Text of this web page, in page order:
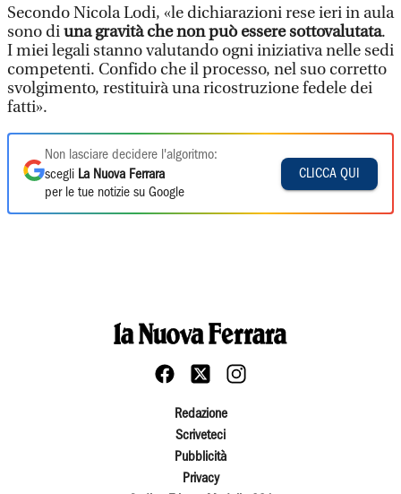
Secondo Nicola Lodi, «le dichiarazioni rese ieri in aula
sono diuna gravità che non può essere sottovalutata.
I miei legali stanno valutando ogni iniziativa nelle sedi
competenti. Confido che il processo, nel suo corretto
svolgimento, restituirà una ricostruzione fedele dei
fatti».
Non lasciare decidere l'algoritmo:
scegli La Nuova Ferrara
per le tue notizie su Google
CLICCA QUI
Redazione
Scriveteci
Pubblicità
Privacy